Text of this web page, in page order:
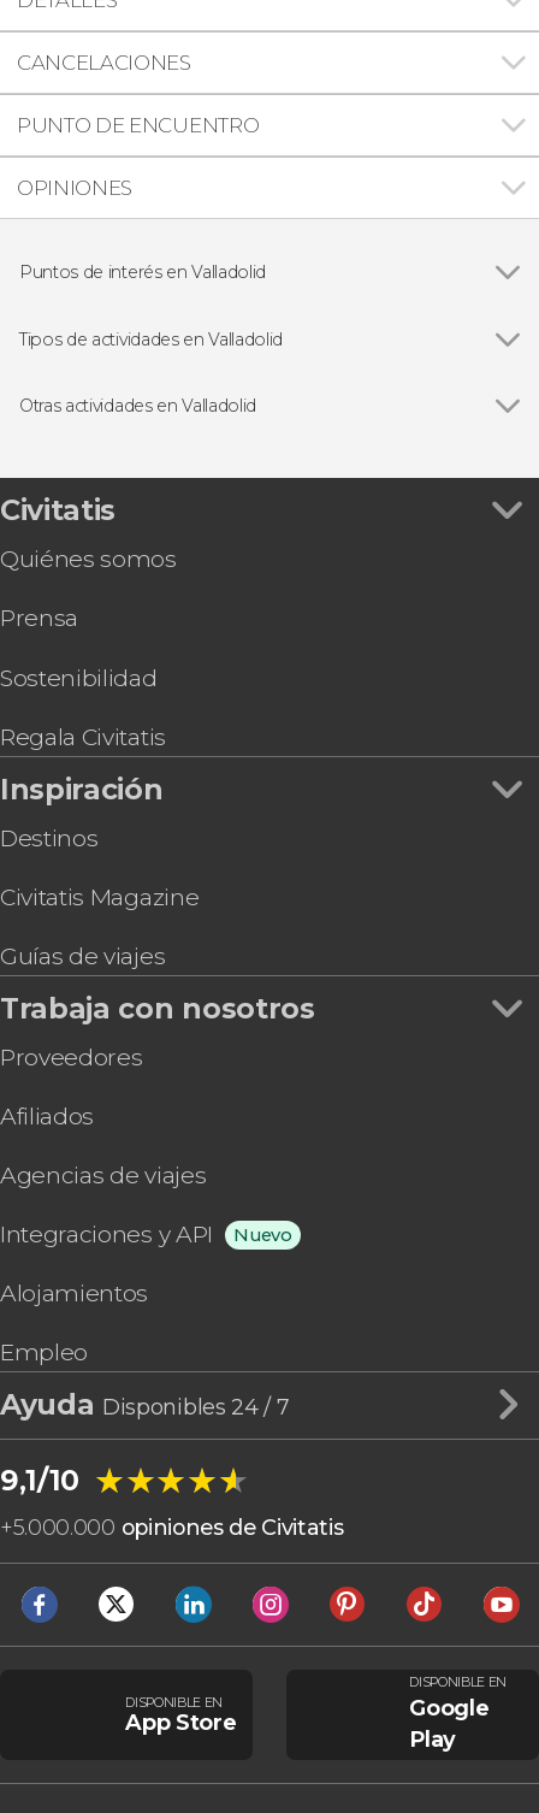
CANCELACIONES
PUNTO DE ENCUENTRO
OPINIONES
Puntos de interés en Valladolid
Tipos de actividades en Valladolid
Gastronomía y enoturismo
Otras actividades en Valladolid
Free tour por Valladolid
Visita de la Torre de la Catedral
Valladolid
Valladolid
Bus turístico + Valladolid Card
Paseo en globo por Valladolid
Tour en bicicleta por Valladolid
Civitatis
Quiénes somos
Prensa
Sostenibilidad
Regala Civitatis
Inspiración
Destinos
Civitatis Magazine
Guías de viajes
Trabaja con nosotros
Proveedores
Afiliados
Agencias de viajes
Integraciones y API Nuevo
Alojamientos
Empleo
Ayuda Disponibles 24 / 7
9,1/10 ★★★★★
★★★★★
+5.000.000 opiniones de Civitatis
DISPONIBLE EN
App Store
DISPONIBLE EN
Google
Play